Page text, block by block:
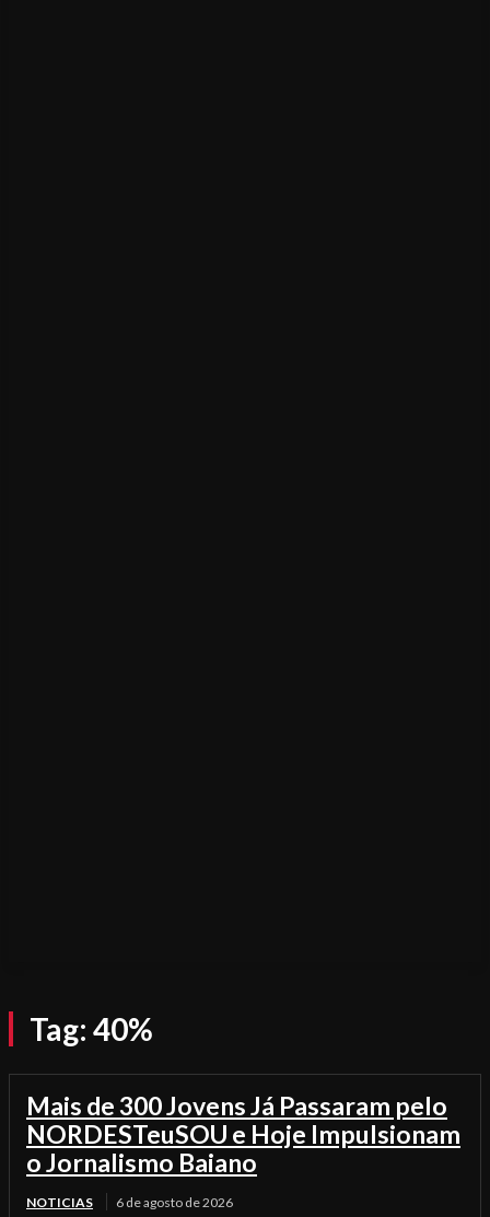
Tag: 40%
Mais de 300 Jovens Já Passaram pelo
NORDESTeuSOU e Hoje Impulsionam
o Jornalismo Baiano
NOTICIAS 6 de agosto de 2026